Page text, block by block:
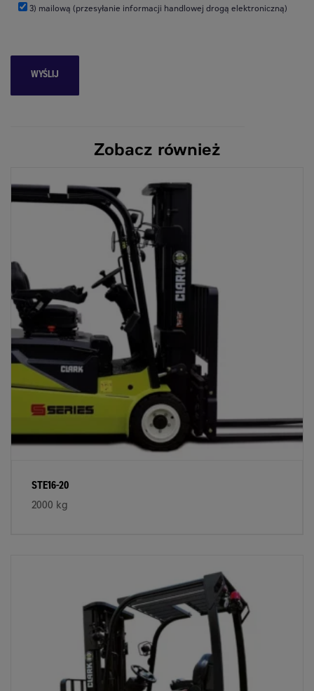
Zeppelin może nie zaoferować mi pewnych korzyści i benefitów.
3) mailową (przesyłanie informacji handlowej drogą elektroniczną)
Zobacz również
STE16-20
2000 kg